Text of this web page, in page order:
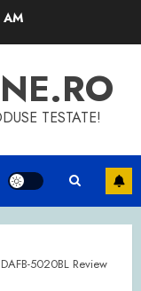
AM
TESTATE!
5020BL Review